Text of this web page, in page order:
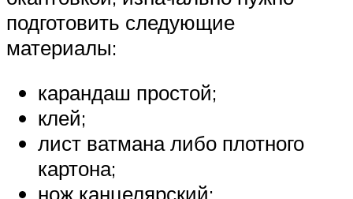
подготовить следующие
материалы:
карандаш простой;
клей;
лист ватмана либо плотного
картона;
нож канцелярский;